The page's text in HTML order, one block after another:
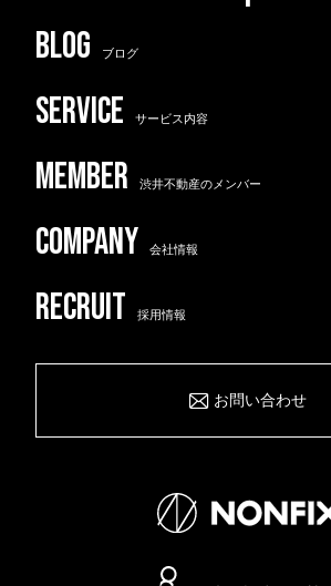
ブログ
サービス内容
渋井不動産のメンバー
会社情報
採用情報
お問い合わせ